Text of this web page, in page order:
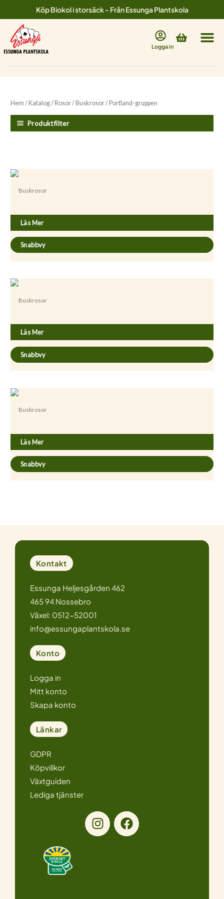
till
innehåll
Köp Biokol i storsäck - Från Essunga Plantskola
Logga in
Varukorg
Hem /Katalog/Rosor/Buskrosor/ Portland-gruppen
Produktfilter
Buskrosor
Läs Mer
Snabbvy
Buskrosor
Läs Mer
Snabbvy
Buskrosor
Läs Mer
Snabbvy
Kontakt
Essunga Heljesgården 462
465 94 Nossebro
Växel: 0512-52001
info@essungaplantskola.se
Konto
Logga in
Mitt konto
Skapa konto
Länkar
GDPR
Köpvillkor
Växtguiden
Lediga tjänster
I
n
F
a